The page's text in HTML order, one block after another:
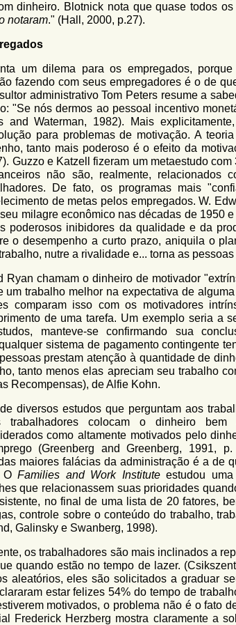
dinheiro. Blotnick nota que quase todos
notaram." (Hall, 2000, p.27).
um dilema para os empregados,
fazendo com seus empregadores é o de
administrativo Tom Peters resume a
"Se nós dermos ao pessoal incentivo
and Waterman, 1982). Mais
para problemas de motivação. A
tanto mais poderoso é o efeito da
Guzzo e Katzell fizeram um metaestudo
não são, realmente, relacionados
De fato, os programas mais
de metas pelos empregados. W.
milagre econômico nas décadas de 1950
poderosos inibidores da qualidade e da
o desempenho a curto prazo, aniquila o
nutre a rivalidade e... torna as
Ryan chamam o dinheiro de motivador
um trabalho melhor na expectativa de
comparam isso com os motivadores
de uma tarefa. Um exemplo seria a
manteve-se confirmando sua
sistema de pagamento contingente
prestam atenção à quantidade de
tanto menos elas apreciam seu trabalho
Recompensas), de Alfie Kohn.
diversos estudos que perguntam aos
trabalhadores colocam o dinheiro
como altamente motivados pelo
(Greenberg and Greenberg, 1991,
maiores falácias da administração é a de
OFamilies and Work Instituteestudou uma
que relacionassem suas prioridades
no final de uma lista de 20 fatores,
controle sobre o conteúdo do trabalho,
Galinsky e Swanberg, 1998).
os trabalhadores são mais inclinados a
quando estão no tempo de lazer.
aleatórios, eles são solicitados a graduar
estar felizes 54% do tempo de
motivados, o problema não é o fato
Frederick Herzberg mostra claramente a